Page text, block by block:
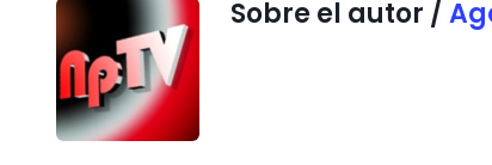
Sobre el autor /